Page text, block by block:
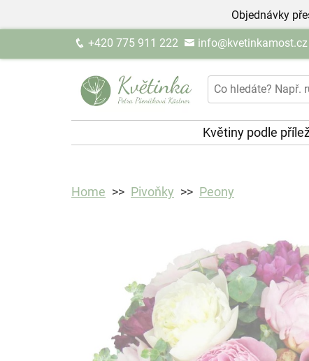
Objednávky
+420 775 911 222 info@kvetinkamost.cz
Květiny podle
Home Pivoňky Peony